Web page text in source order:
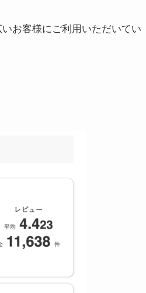
お客様にご利用いただいてい